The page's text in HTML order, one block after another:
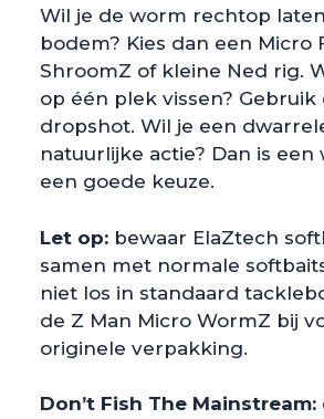
Wil je de worm rechtop
bodem? Kies dan een Micro
ShroomZ of kleine Ned rig.
op één plek vissen? Gebruik
dropshot. Wil je een
natuurlijke actie? Dan is een
een goede keuze.
Let op: bewaar ElaZtech
samen met normale
niet los in standaard
de Z Man Micro WormZ bij
originele verpakking.
Don’t Fish The Mainstream: